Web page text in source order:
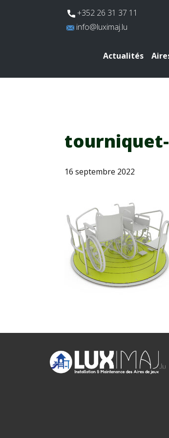
​+352 26 31 37 11
​info@luximaj.lu
Actualités
16 septembre 2022